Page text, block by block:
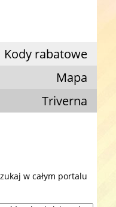
Kody rabatowe
Mapa
Triverna
w całym portalu